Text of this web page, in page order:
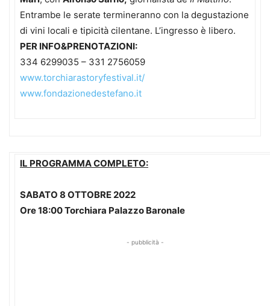
Entrambe le serate termineranno con la degustazione
di vini locali e tipicità cilentane. L’ingresso è libero.
PER INFO&PRENOTAZIONI:
334 6299035 – 331 2756059
www.torchiarastoryfestival.it/
www.fondazionedestefano.it
IL PROGRAMMA COMPLETO:
SABATO 8 OTTOBRE 2022
Ore 18:00 Torchiara Palazzo Baronale
- pubblicità -